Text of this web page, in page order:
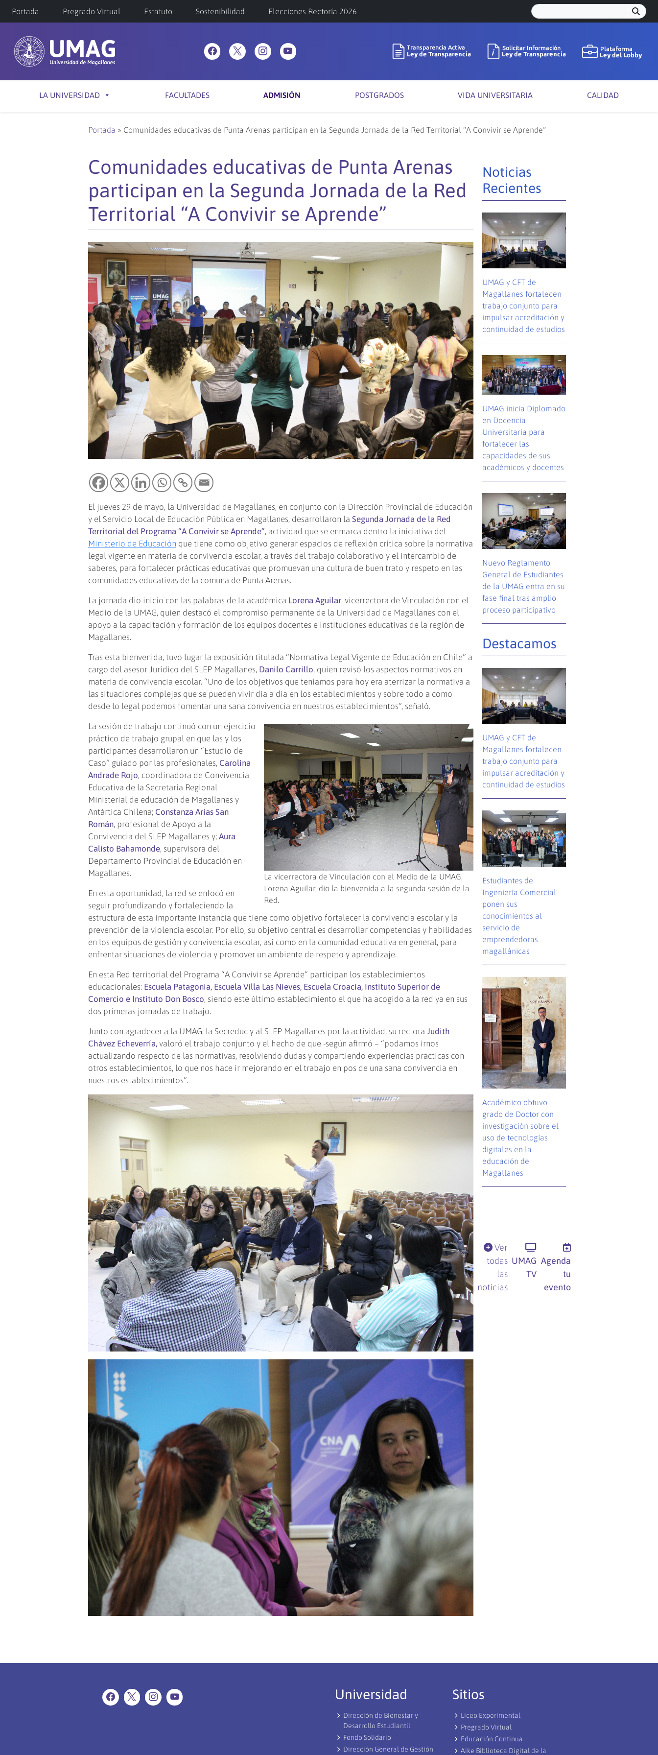
Portada Pregrado Virtual Estatuto Sostenibilidad Elecciones Rectoría 2026
LA UNIVERSIDAD FACULTADES ADMISIÓN POSTGRADOS VIDA UNIVERSITARIA CALIDAD
Portada » Comunidades educativas de Punta Arenas participan en la Segunda Jornada de la Red Territorial “A Convivir se Aprende”
Comunidades educativas de Punta Arenas
participan en la Segunda Jornada de la Red
Territorial “A Convivir se Aprende”
El jueves 29 de mayo, la Universidad de Magallanes, en conjunto con la Dirección Provincial de Educación
y el Servicio Local de Educación Pública en Magallanes, desarrollaron laSegunda Jornada de la Red
Territorial del Programa “A Convivir se Aprende”, actividad que se enmarca dentro la iniciativa del
Ministerio de Educación que tiene como objetivo generar espacios de reflexión crítica sobre la normativa
legal vigente en materia de convivencia escolar, a través del trabajo colaborativo y el intercambio de
saberes, para fortalecer prácticas educativas que promuevan una cultura de buen trato y respeto en las
comunidades educativas de la comuna de Punta Arenas.
La jornada dio inicio con las palabras de la académica Lorena Aguilar, vicerrectora de Vinculación con el
Medio de la UMAG, quien destacó el compromiso permanente de la Universidad de Magallanes con el
apoyo a la capacitación y formación de los equipos docentes e instituciones educativas de la región de
Magallanes.
Tras esta bienvenida, tuvo lugar la exposición titulada “Normativa Legal Vigente de Educación en Chile” a
cargo del asesor Jurídico del SLEP Magallanes, Danilo Carrillo, quien revisó los aspectos normativos en
materia de convivencia escolar. “Uno de los objetivos que teníamos para hoy era aterrizar la normativa a
las situaciones complejas que se pueden vivir día a día en los establecimientos y sobre todo a como
desde lo legal podemos fomentar una sana convivencia en nuestros establecimientos”, señaló.
La vicerrectora de Vinculación con el Medio de la UMAG,
Lorena Aguilar, dio la bienvenida a la segunda sesión de la
Red.
La sesión de trabajo continuó con un ejercicio
práctico de trabajo grupal en que las y los
participantes desarrollaron un “Estudio de
Caso” guiado por las profesionales, Carolina
Andrade Rojo, coordinadora de Convivencia
Educativa de la Secretaría Regional
Ministerial de educación de Magallanes y
Antártica Chilena; Constanza Arias San
Román, profesional de Apoyo a la
Convivencia del SLEP Magallanes y;Aura
Calisto Bahamonde, supervisora del
Departamento Provincial de Educación en
Magallanes.
En esta oportunidad, la red se enfocó en
seguir profundizando y fortaleciendo la
estructura de esta importante instancia que tiene como objetivo fortalecer la convivencia escolar y la
prevención de la violencia escolar. Por ello, su objetivo central es desarrollar competencias y habilidades
en los equipos de gestión y convivencia escolar, así como en la comunidad educativa en general, para
enfrentar situaciones de violencia y promover un ambiente de respeto y aprendizaje.
En esta Red territorial del Programa “A Convivir se Aprende” participan los establecimientos
educacionales: Escuela Patagonia, Escuela Villa Las Nieves, Escuela Croacia, Instituto Superior de
Comercio e Instituto Don Bosco, siendo este último establecimiento el que ha acogido a la red ya en sus
dos primeras jornadas de trabajo.
Junto con agradecer a la UMAG, la Secreduc y al SLEP Magallanes por la actividad, su rectoraJudith
Chávez Echeverría,valoró el trabajo conjunto y el hecho de que -según afirmó – “podamos irnos
actualizando respecto de las normativas, resolviendo dudas y compartiendo experiencias practicas con
otros establecimientos, lo que nos hace ir mejorando en el trabajo en pos de una sana convivencia en
nuestros establecimientos”.
Noticias
Recientes
UMAG y CFT de
Magallanes fortalecen
trabajo conjunto para
impulsar acreditación y
continuidad de estudios
UMAG inicia Diplomado
en Docencia
Universitaria para
fortalecer las
capacidades de sus
académicos y docentes
Nuevo Reglamento
General de Estudiantes
de la UMAG entra en su
fase final tras amplio
proceso participativo
Destacamos
UMAG y CFT de
Magallanes fortalecen
trabajo conjunto para
impulsar acreditación y
continuidad de estudios
Estudiantes de
Ingeniería Comercial
ponen sus
conocimientos al
servicio de
emprendedoras
magallánicas
Académico obtuvo
grado de Doctor con
investigación sobre el
uso de tecnologías
digitales en la
educación de
Magallanes
Ver
todas
las
noticias
UMAG
TV
Agenda
tu
evento
Universidad
Dirección de Bienestar y
Desarrollo Estudiantil
Fondo Solidario
Dirección General de Gestión
Sitios
Liceo Experimental
Pregrado Virtual
Educación Continua
Aike Biblioteca Digital de la